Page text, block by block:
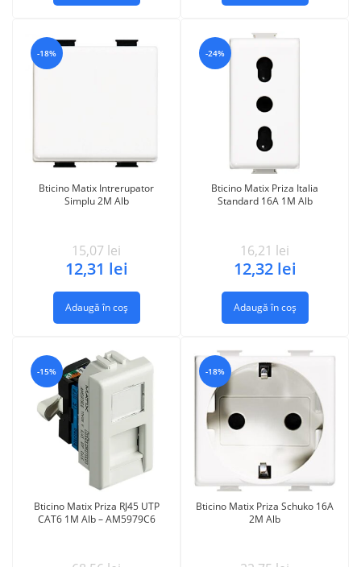
-18%
Bticino Matix Intrerupator
Simplu 2M Alb
15,07 lei
12,31 lei
Adaugă în coș
-24%
Bticino Matix Priza Italia
Standard 16A 1M Alb
16,21 lei
12,32 lei
Adaugă în coș
-15%
Bticino Matix Priza RJ45 UTP
CAT6 1M Alb – AM5979C6
-18%
Bticino Matix Priza Schuko 16A
2M Alb